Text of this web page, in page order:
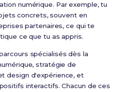
numérique. Par exemple, tu
concrets, souvent en
partenaires, ce qui te
ce que tu as appris.
spécialisés dès la
stratégie de
design d'expérience, et
interactifs. Chacun de ces